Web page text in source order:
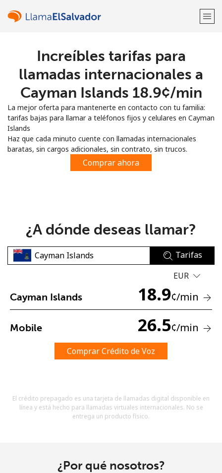
¡Bienvenido!
Regístrate con
o
No se ha creado una contraseña
Una letra mayúscula y una minúscula
Un caracter especial
Términos y condiciones.
Increíbles tarifas para
llamadas internacionales a
Cayman Islands ⁦18.9¢⁩/min
La mejor oferta para mantenerte en contacto con tu familia:
tarifas bajas para llamar a teléfonos fijos y celulares en Cayman
Islands
Haz que cada minuto cuente con llamadas internacionales
baratas, sin cargos adicionales, sin contrato, sin trucos.
Comprar ahora
¿A dónde deseas llamar?
Tarifas
EUR
Cayman Islands 18.9¢/min
Mobile 26.5¢/min
Comprar Crédito de Voz
El crédito prepagado es una tarjeta de llamadas digital disponible en
línea y está hecho para llamadas virtuales internacionales. No se
entrega un producto físico.
¿Por qué nosotros?